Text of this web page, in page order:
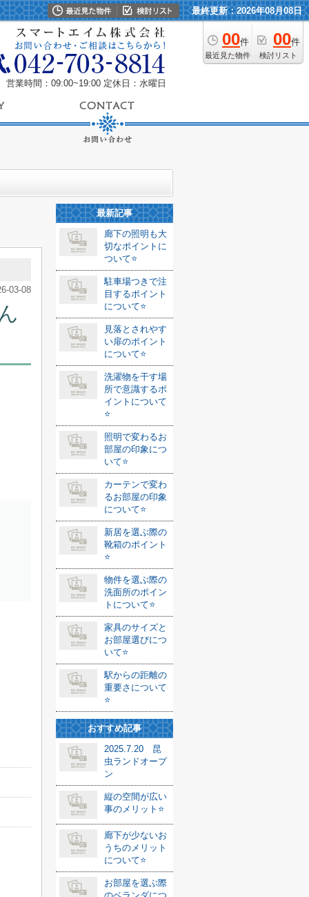
最終更新：2026年08月08日
00件
最近見た物件
00件
検討リスト
営業時間：09:00~19:00 定休日：水曜日
03-08
最新記事
廊下の照明も大
切なポイントに
ついて⭐️
駐車場つきで注
目するポイント
について⭐️
見落とされやす
い扉のポイント
について⭐️
洗濯物を干す場
所で意識するポ
イントについて
⭐️
照明で変わるお
部屋の印象につ
いて⭐️
カーテンで変わ
るお部屋の印象
について⭐️
新居を選ぶ際の
靴箱のポイント
⭐️
物件を選ぶ際の
洗面所のポイン
トについて⭐️
家具のサイズと
お部屋選びにつ
いて⭐️
駅からの距離の
重要さについて
⭐️
おすすめ記事
2025.7.20 昆
虫ランドオープ
ン
縦の空間が広い
事のメリット⭐️
廊下が少ないお
うちのメリット
について⭐️
お部屋を選ぶ際